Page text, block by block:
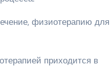
физиотерапию для
приходится в